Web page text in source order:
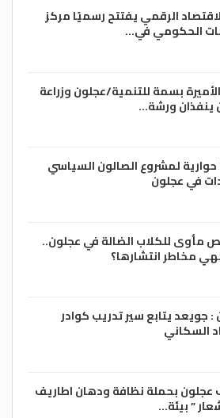
الرقمي يفتتح رسميًا مركز
الحكومي في…
بسمة للتنمية/عجلون وزراعة
ينفذان ورشة…
لمشروع الصالون السياسي
في عجلون
مأوى للكلاب الضالة في عجلون..
مخاطر انتشارها؟
: جويعد يتابع سير تدريب كوادر
السكاني
عجلون بحملة نظافة ودهان اطاريف
” بيئة…